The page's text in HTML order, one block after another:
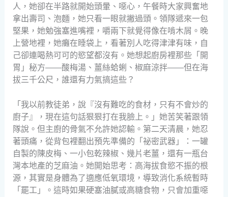
人，她卻在半路就開始頭暈、噁心，午餐時大家興奮地
拿出壽司、泡麵，她只看一眼就撇過頭。領隊遞來一包
堅果，她勉強塞進嘴裡，嚼兩下就覺得像在啃木屑。晚
上營地裡，她癱在睡袋上，看著別人吃得津津有味，自
己卻連喝熱可可的慾望都沒有。她想起廚房裡那些「開
胃」秘方——酸梅湯、薑絲蛤蜊、椒麻涼拌——但在海
拔三千公尺，誰還有力氣搞這些？
「我以前教徒弟，說『沒有難吃的食材，只有不會炒的
廚子』，現在這句話狠狠打在我臉上。」她苦笑著跟領
隊說。但主廚的骨氣不允許她認輸。第二天清晨，她忍
著頭痛，從背包裡翻出預先準備的「祕密武器」：一罐
自製的陳皮梅、一小包乾辣椒、幾片老薑，還有一瓶台
灣本地產的芝麻油。她開始思考：高海拔食慾不振的根
源，其實是身體為了適應低氧環境，導致消化系統暫時
「罷工」。這時如果硬塞油膩或高糖食物，只會加重噁